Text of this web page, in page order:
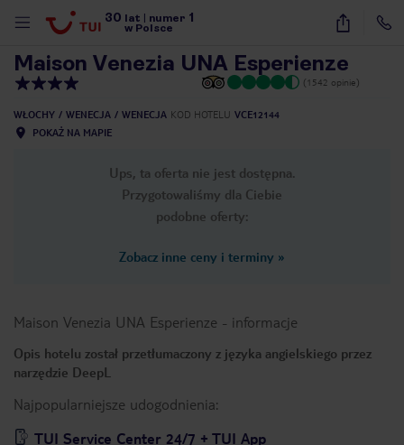
30 lat numer 1
w Polsce
4
Maison Venezia UNA Esperienze
(1542 opinie)
WŁOCHY WENECJA WENECJA KOD HOTELU VCE12144
POKAŻ NA MAPIE
Ups, ta oferta nie jest dostępna.
Przygotowaliśmy dla Ciebie
podobne oferty:
Zobacz inne ceny i terminy »
Maison Venezia UNA Esperienze - informacje
Opis hotelu został przetłumaczony z języka angielskiego przez
narzędzie DeepL
Najpopularniejsze udogodnienia:
TUI Service Center 24/7 + TUI App